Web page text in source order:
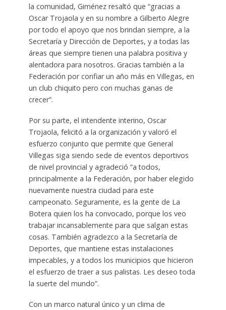
la comunidad, Giménez resaltó que “gracias a
Oscar Trojaola y en su nombre a Gilberto Alegre
por todo el apoyo que nos brindan siempre, a la
Secretaría y Dirección de Deportes, y a todas las
áreas que siempre tienen una palabra positiva y
alentadora para nosotros. Gracias también a la
Federación por confiar un año más en Villegas, en
un club chiquito pero con muchas ganas de
crecer”.
Por su parte, el intendente interino, Oscar
Trojaola, felicitó a la organización y valoró el
esfuerzo conjunto que permite que General
Villegas siga siendo sede de eventos deportivos
de nivel provincial y agradeció “a todos,
principalmente a la Federación, por haber elegido
nuevamente nuestra ciudad para este
campeonato. Seguramente, es la gente de La
Botera quien los ha convocado, porque los veo
trabajar incansablemente para que salgan estas
cosas. También agradezco a la Secretaría de
Deportes, que mantiene estas instalaciones
impecables, y a todos los municipios que hicieron
el esfuerzo de traer a sus palistas. Les deseo toda
la suerte del mundo”.
Con un marco natural único y un clima de